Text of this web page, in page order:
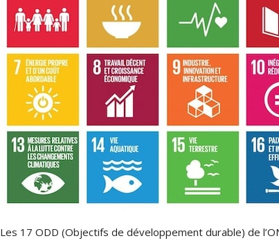
Les 17 ODD (Objectifs de développement durable) de